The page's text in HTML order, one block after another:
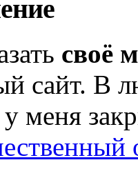
своё
сайт. В
меня